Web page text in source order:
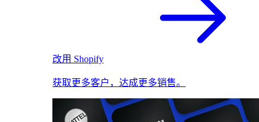
改用 Shopify
获取更多客户，达成更多销售。